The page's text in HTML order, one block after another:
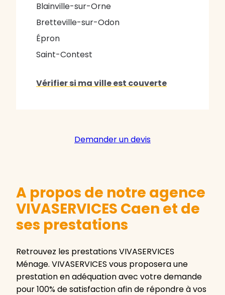
Blainville-sur-Orne
Bretteville-sur-Odon
Épron
Saint-Contest
Vérifier si ma ville est couverte
Demander un devis
A propos de notre agence
VIVASERVICES Caen et de
ses prestations
Retrouvez les prestations VIVASERVICES
Ménage. VIVASERVICES vous proposera une
prestation en adéquation avec votre demande
pour 100% de satisfaction afin de répondre à vos